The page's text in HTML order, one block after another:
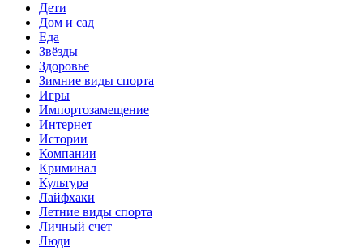
Дети
Дом и сад
Еда
Звёзды
Здоровье
Зимние виды спорта
Игры
Импортозамещение
Интернет
Истории
Компании
Криминал
Культура
Лайфхаки
Летние виды спорта
Личный счет
Люди